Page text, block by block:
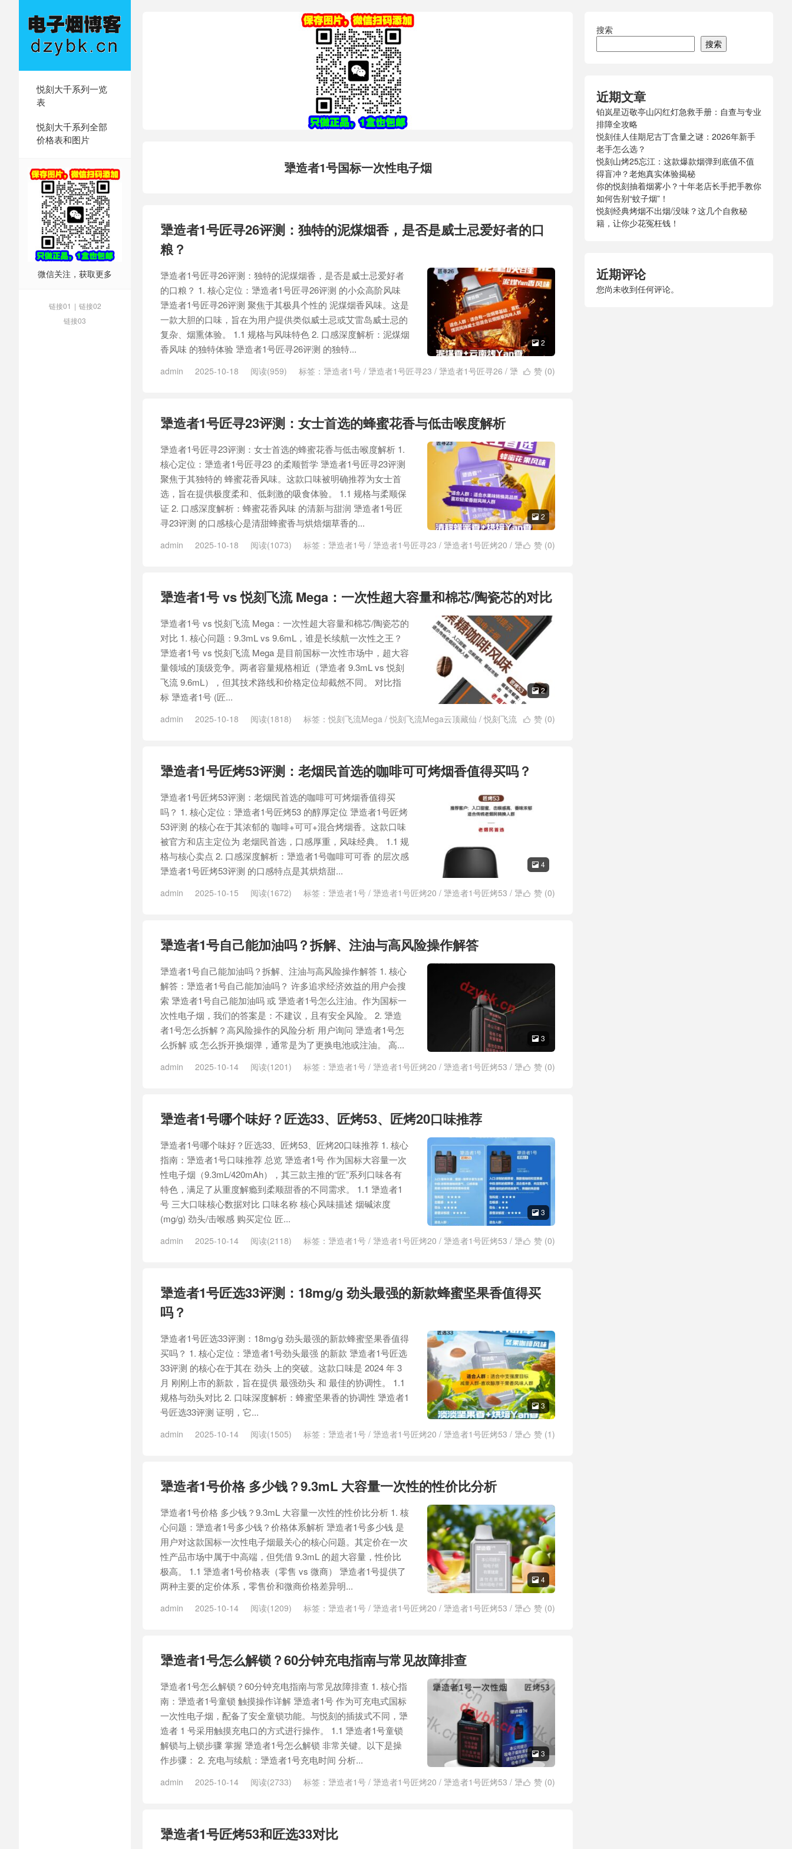
悦刻大千系列一览
表
悦刻大千系列全部
价格表和图片
微信关注，获取更多
链接01 | 链接02
链接03
犟造者1号国标一次性电子烟
犟造者1号匠寻26评测：独特的泥煤烟香，是否是威士忌爱好者的口
粮？
 2
犟造者1号匠寻26评测：独特的泥煤烟香，是否是威士忌爱好者
的口粮？ 1. 核心定位：犟造者1号匠寻26评测 的小众高阶风味
犟造者1号匠寻26评测 聚焦于其极具个性的 泥煤烟香风味。这是
一款大胆的口味，旨在为用户提供类似威士忌或艾雷岛威士忌的
复杂、烟熏体验。 1.1 规格与风味特色 2. 口感深度解析：泥煤烟
香风味 的独特体验 犟造者1号匠寻26评测 的独特...
 赞 (0)
admin 2025-10-18 阅读(959) 标签： 犟造者1号 / 犟造者1号匠寻23 / 犟造者1号匠寻26 / 犟
犟造者1号匠寻23评测：女士首选的蜂蜜花香与低击喉度解析
 2
犟造者1号匠寻23评测：女士首选的蜂蜜花香与低击喉度解析 1.
核心定位：犟造者1号匠寻23 的柔顺哲学 犟造者1号匠寻23评测
聚焦于其独特的 蜂蜜花香风味。这款口味被明确推荐为女士首
选，旨在提供极度柔和、低刺激的吸食体验。 1.1 规格与柔顺保
证 2. 口感深度解析：蜂蜜花香风味 的清新与甜润 犟造者1号匠
寻23评测 的口感核心是清甜蜂蜜香与烘焙烟草香的...
 赞 (0)
admin 2025-10-18 阅读(1073) 标签： 犟造者1号 / 犟造者1号匠寻23 / 犟造者1号匠烤20 / 犟
犟造者1号 vs 悦刻飞流 Mega：一次性超大容量和棉芯/陶瓷芯的对比
 2
犟造者1号 vs 悦刻飞流 Mega：一次性超大容量和棉芯/陶瓷芯的
对比 1. 核心问题：9.3mL vs 9.6mL，谁是长续航一次性之王？
犟造者1号 vs 悦刻飞流 Mega 是目前国标一次性市场中，超大容
量领域的顶级竞争。两者容量规格相近（犟造者 9.3mL vs 悦刻
飞流 9.6mL），但其技术路线和价格定位却截然不同。 对比指
标 犟造者1号 (匠...
 赞 (0)
admin 2025-10-18 阅读(1818) 标签：悦刻飞流Mega /悦刻飞流Mega云顶藏仙 /悦刻飞流
犟造者1号匠烤53评测：老烟民首选的咖啡可可烤烟香值得买吗？
 4
犟造者1号匠烤53评测：老烟民首选的咖啡可可烤烟香值得买
吗？ 1. 核心定位：犟造者1号匠烤53 的醇厚定位 犟造者1号匠烤
53评测 的核心在于其浓郁的 咖啡+可可+混合烤烟香。这款口味
被官方和店主定位为 老烟民首选，口感厚重，风味经典。 1.1 规
格与核心卖点 2. 口感深度解析：犟造者1号咖啡可可香 的层次感
犟造者1号匠烤53评测 的口感特点是其烘焙甜...
 赞 (0)
admin 2025-10-15 阅读(1672) 标签： 犟造者1号 / 犟造者1号匠烤20 / 犟造者1号匠烤53 / 犟
犟造者1号自己能加油吗？拆解、注油与高风险操作解答
 3
犟造者1号自己能加油吗？拆解、注油与高风险操作解答 1. 核心
解答：犟造者1号自己能加油吗？ 许多追求经济效益的用户会搜
索 犟造者1号自己能加油吗 或 犟造者1号怎么注油。作为国标一
次性电子烟，我们的答案是：不建议，且有安全风险。 2. 犟造
者1号怎么拆解？高风险操作的风险分析 用户询问 犟造者1号怎
么拆解 或 怎么拆开换烟弹，通常是为了更换电池或注油。 高...
 赞 (0)
admin 2025-10-14 阅读(1201) 标签： 犟造者1号 / 犟造者1号匠烤20 / 犟造者1号匠烤53 / 犟
犟造者1号哪个味好？匠选33、匠烤53、匠烤20口味推荐
 3
犟造者1号哪个味好？匠选33、匠烤53、匠烤20口味推荐 1. 核心
指南：犟造者1号口味推荐 总览 犟造者1号 作为国标大容量一次
性电子烟（9.3mL/420mAh），其三款主推的“匠”系列口味各有
特色，满足了从重度解瘾到柔顺甜香的不同需求。 1.1 犟造者1
号 三大口味核心数据对比 口味名称 核心风味描述 烟碱浓度
(mg/g) 劲头/击喉感 购买定位 匠...
 赞 (0)
admin 2025-10-14 阅读(2118) 标签： 犟造者1号 / 犟造者1号匠烤20 / 犟造者1号匠烤53 / 犟
犟造者1号匠选33评测：18mg/g 劲头最强的新款蜂蜜坚果香值得买
吗？
 3
犟造者1号匠选33评测：18mg/g 劲头最强的新款蜂蜜坚果香值得
买吗？ 1. 核心定位：犟造者1号劲头最强 的新款 犟造者1号匠选
33评测 的核心在于其在 劲头 上的突破。这款口味是 2024 年 3
月 刚刚上市的新款，旨在提供 最强劲头 和 最佳的协调性。 1.1
规格与劲头对比 2. 口味深度解析：蜂蜜坚果香的协调性 犟造者1
号匠选33评测 证明，它...
 赞 (1)
admin 2025-10-14 阅读(1505) 标签： 犟造者1号 / 犟造者1号匠烤20 / 犟造者1号匠烤53 / 犟
犟造者1号价格 多少钱？9.3mL 大容量一次性的性价比分析
 4
犟造者1号价格 多少钱？9.3mL 大容量一次性的性价比分析 1. 核
心问题：犟造者1号多少钱？价格体系解析 犟造者1号多少钱 是
用户对这款国标一次性电子烟最关心的核心问题。其定价在一次
性产品市场中属于中高端，但凭借 9.3mL 的超大容量，性价比
极高。 1.1 犟造者1号价格表（零售 vs 微商） 犟造者1号提供了
两种主要的定价体系，零售价和微商价格差异明...
 赞 (0)
admin 2025-10-14 阅读(1209) 标签： 犟造者1号 / 犟造者1号匠烤20 / 犟造者1号匠烤53 / 犟
犟造者1号怎么解锁？60分钟充电指南与常见故障排查
 3
犟造者1号怎么解锁？60分钟充电指南与常见故障排查 1. 核心指
南：犟造者1号童锁 触摸操作详解 犟造者1号 作为可充电式国标
一次性电子烟，配备了安全童锁功能。与悦刻的插拔式不同，犟
造者 1 号采用触摸充电口的方式进行操作。 1.1 犟造者1号童锁
解锁与上锁步骤 掌握 犟造者1号怎么解锁 非常关键。以下是操
作步骤： 2. 充电与续航：犟造者1号充电时间 分析...
 赞 (0)
admin 2025-10-14 阅读(2733) 标签： 犟造者1号 / 犟造者1号匠烤20 / 犟造者1号匠烤53 / 犟
犟造者1号匠烤53和匠选33对比
搜索
搜索
近期文章
铂岚星迈敬亭山闪红灯急救手册：自查与专业
排障全攻略
悦刻佳人佳期尼古丁含量之谜：2026年新手
老手怎么选？
悦刻山烤25忘江：这款爆款烟弹到底值不值
得盲冲？老炮真实体验揭秘
你的悦刻抽着烟雾小？十年老店长手把手教你
如何告别“蚊子烟”！
悦刻经典烤烟不出烟/没味？这几个自救秘
籍，让你少花冤枉钱！
近期评论
您尚未收到任何评论。